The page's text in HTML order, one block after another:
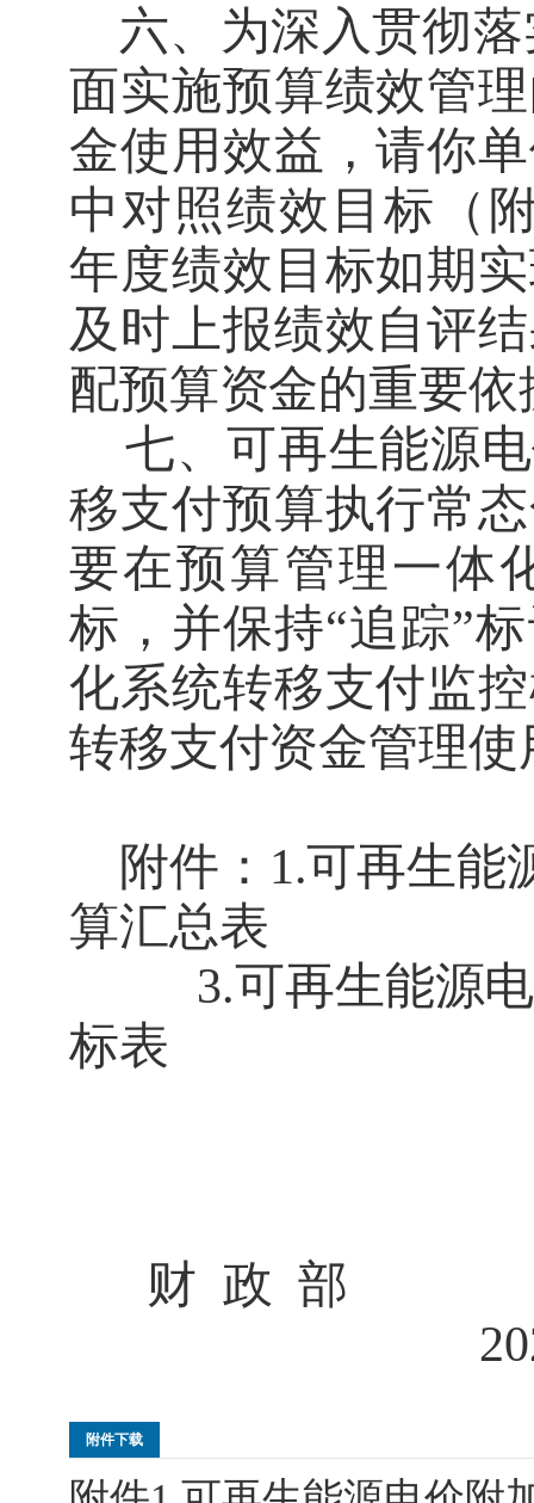
六、为深入贯彻
面实施预算绩效管
金使用效益，请你
中对照绩效目标（
年度绩效目标如期
及时上报绩效自评
配预算资金的重要依
七、可再生能源
移支付预算执行常
要在预算管理一体
标，并保持“追踪”
化系统转移支付监
转移支付资金管理
附件： 1.可再生能
算汇总表
3.可再生能源
标表
财 政 部
附件下载